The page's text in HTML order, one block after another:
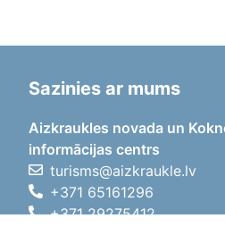
Sazinies ar mums
Aizkraukles novada un
informācijas centrs
turisms@aizkraukle.lv
+371 65161296
+371 29275412